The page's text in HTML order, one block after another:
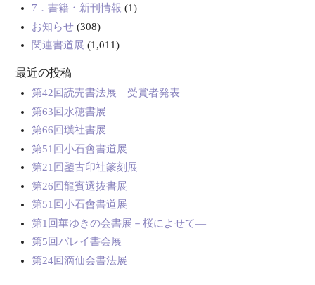
7．書籍・新刊情報 (1)
お知らせ(308)
関連書道展 (1,011)
最近の投稿
第42回読売書法展 受賞者発表
第63回水穂書展
第66回璞社書展
第51回小石會書道展
第21回鑒古印社篆刻展
第26回龍賓選抜書展
第51回小石會書道展
第1回華ゆきの会書展－桜によせて―
第5回バレイ書会展
第24回滴仙会書法展